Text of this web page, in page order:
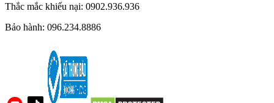
Thắc mắc khiếu nại: 0902.936.936
Bảo hành: 096.234.8886